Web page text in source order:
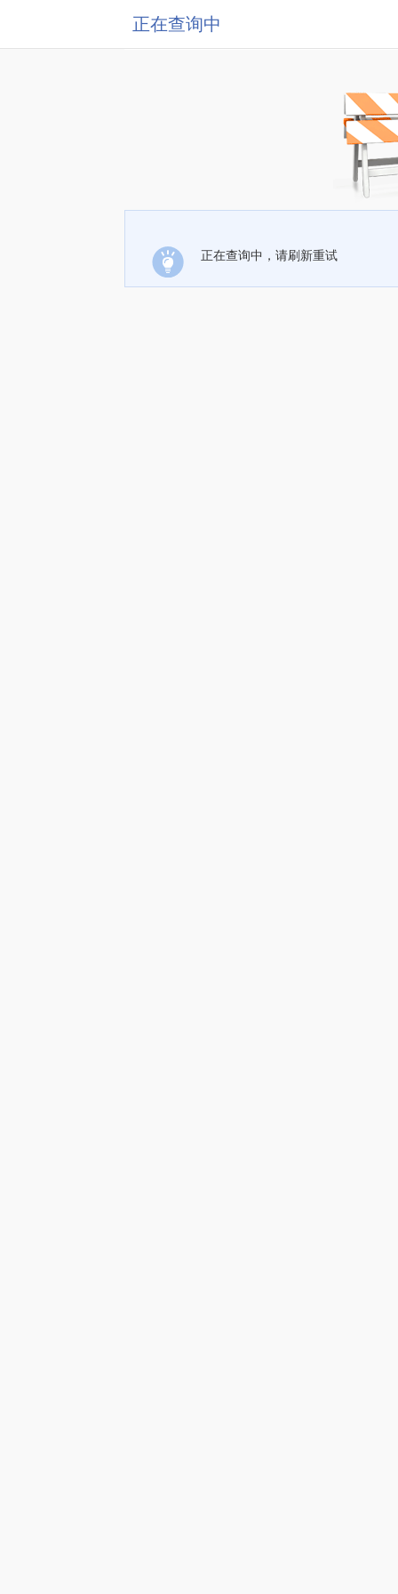
正在查询中
正在查询中，请刷新重试